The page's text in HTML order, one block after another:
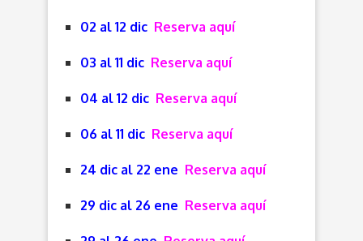
02 al 12 dic Reserva aquí
03 al 11 dic Reserva aquí
04 al 12 dic Reserva aquí
06 al 11 dic Reserva aquí
24 dic al 22 ene Reserva aquí
29 dic al 26 ene Reserva aquí